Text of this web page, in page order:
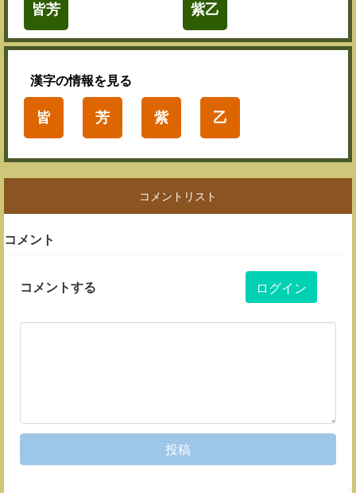
皆芳 紫乙
漢字の情報を見る
皆 芳 紫 乙
コメントリスト
コメント
コメントする ログイン
投稿